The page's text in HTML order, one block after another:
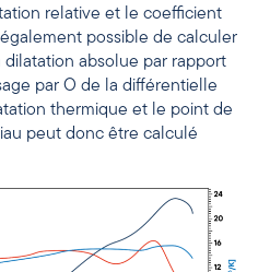
relative et le coefficient
possible de calculer
dilatation absolue par rapport
par O de la différentielle
thermique et le point de
peut donc être calculé